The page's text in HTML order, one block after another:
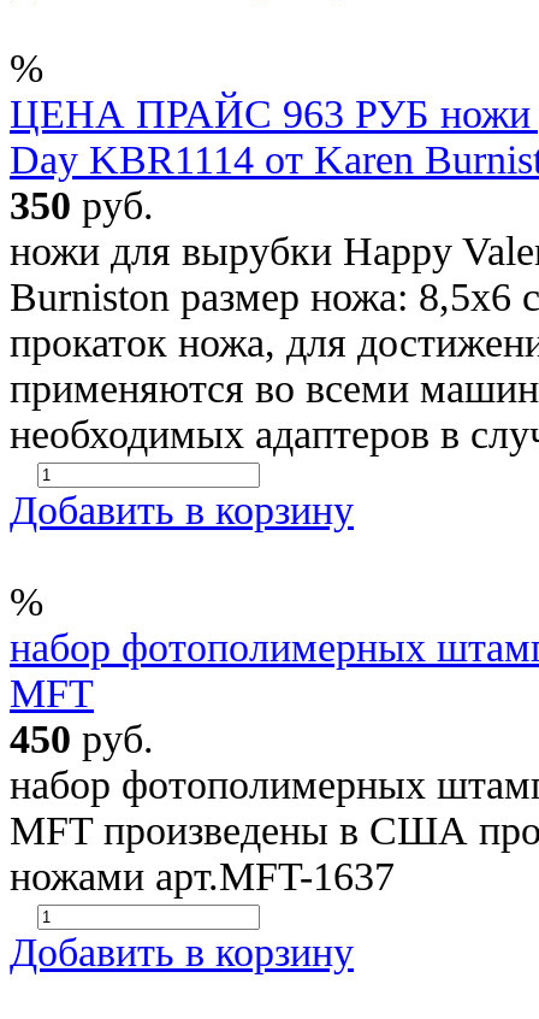
%
ЦЕНА ПРАЙС 963 РУБ ножи
Day KBR1114 от Karen
350 руб.
ножи для вырубки Happy
Burniston размер ножа: 8,5x6
прокаток ножа, для
применяются во всеми
необходимых адаптеров в
Добавить в корзину
%
набор фотополимерных
MFT
450 руб.
набор фотополимерных
MFT произведены в США
ножами арт.MFT-1637
Добавить в корзину